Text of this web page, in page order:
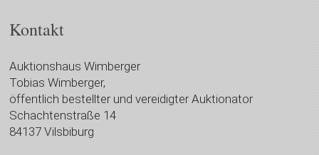
Kontakt
Auktionshaus Wimberger
Tobias Wimberger,
öffentlich bestellter und vereidigter Auktionator
Schachtenstraße 14
84137 Vilsbiburg